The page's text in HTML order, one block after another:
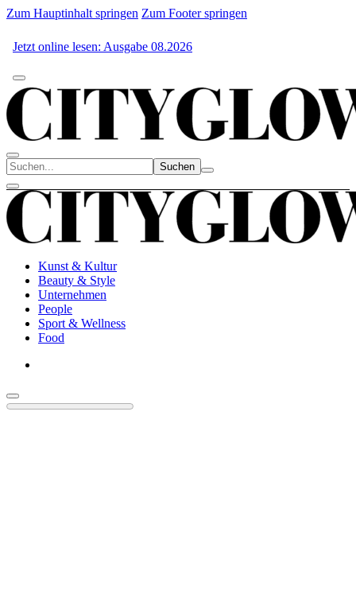
Zum Hauptinhalt springen Zum Footer springen
Jetzt online lesen: Ausgabe 08.2026
Suchen
Kunst & Kultur
Beauty & Style
Unternehmen
People
Sport & Wellness
Food